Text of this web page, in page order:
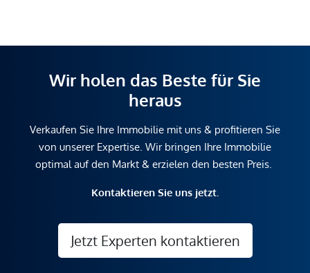
Wir holen das Beste für Sie
heraus
Verkaufen Sie Ihre Immobilie mit uns & profitieren Sie
von unserer Expertise. Wir bringen Ihre Immobilie
optimal auf den Markt & erzielen den besten Preis.
Kontaktieren Sie uns jetzt.
Jetzt Experten kontaktieren